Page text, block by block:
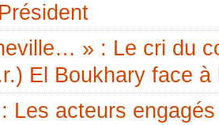
» : Le cri du
El Boukhary face à
Les acteurs